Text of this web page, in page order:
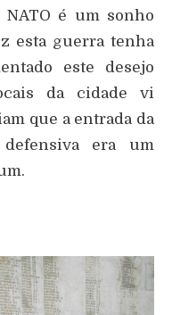
é um sonho
esta guerra tenha
este desejo
da cidade vi
que a entrada da
defensiva era um